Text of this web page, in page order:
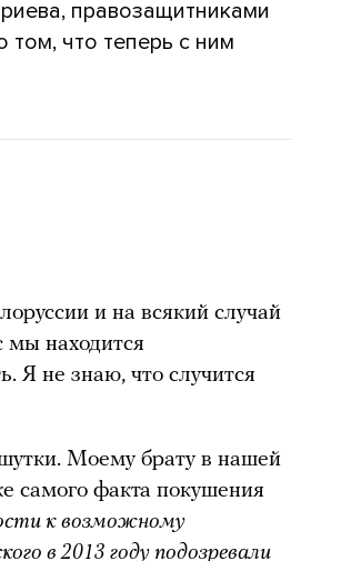
правозащитниками
том, что теперь с ним
и на всякий случай
мы находится
Я не знаю, что случится
Моему брату в нашей
самого факта покушения
к возможному
в 2013 году подозревали